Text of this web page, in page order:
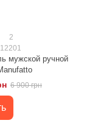
2
мужской ручной
6 900 грн